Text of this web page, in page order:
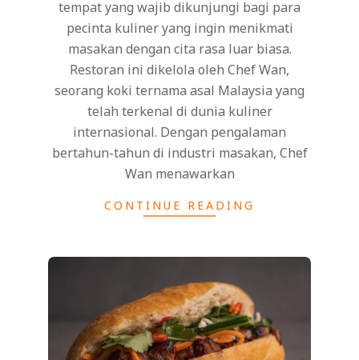
tempat yang wajib dikunjungi bagi para
pecinta kuliner yang ingin menikmati
masakan dengan cita rasa luar biasa.
Restoran ini dikelola oleh Chef Wan,
seorang koki ternama asal Malaysia yang
telah terkenal di dunia kuliner
internasional. Dengan pengalaman
bertahun-tahun di industri masakan, Chef
Wan menawarkan
CONTINUE READING